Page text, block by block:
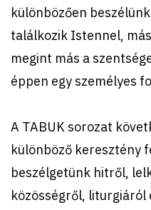
különbözően
találkozik Istennel,
megint más a
éppen egy személyes
A TABUK sorozat
különböző keresztény
beszélgetünk hitről,
közösségről, liturgiáról